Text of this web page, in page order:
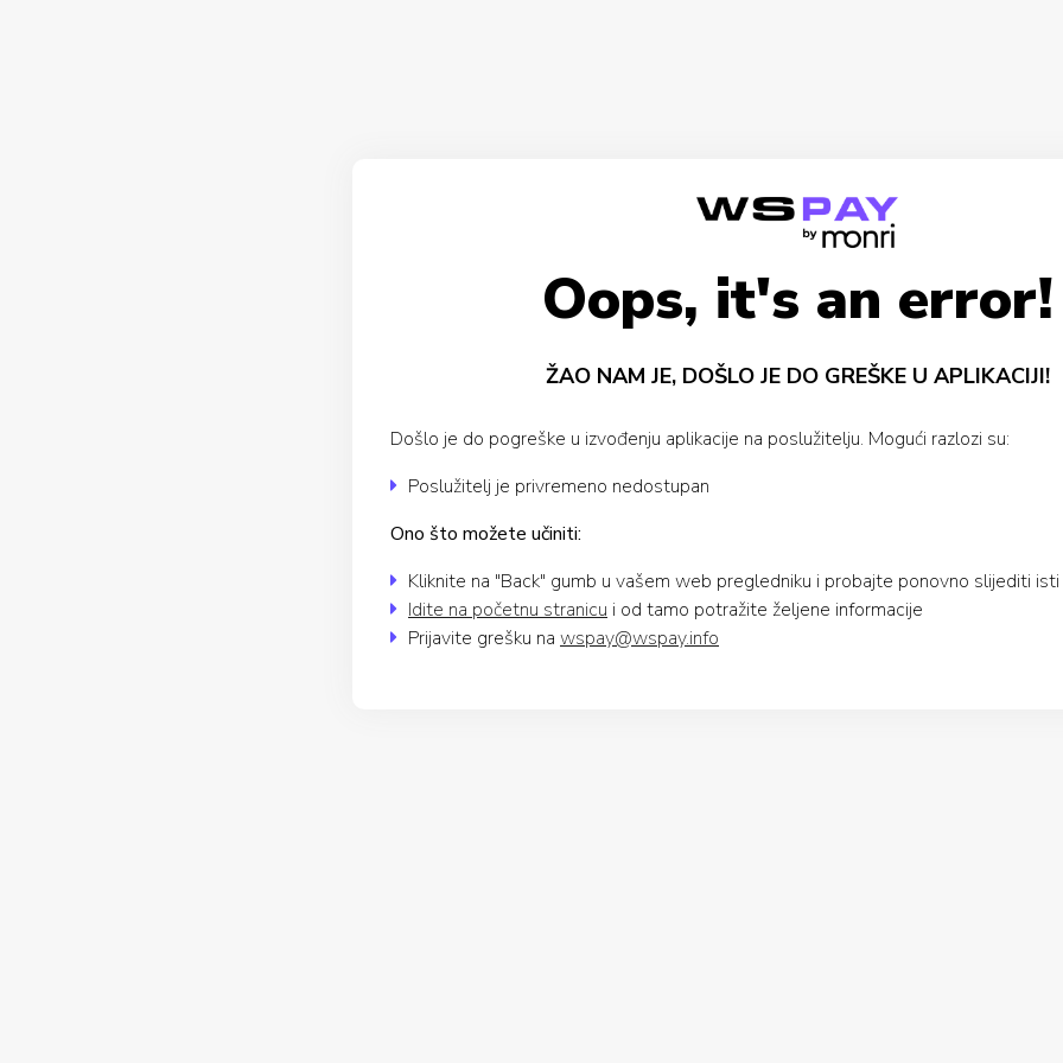
Oops, it's an error!
ŽAO NAM JE, DOŠLO JE DO GREŠKE U APLIKACIJI!
Došlo je do pogreške u izvođenju aplikacije na poslužitelju. Mogući razlozi su:
Poslužitelj je privremeno nedostupan
Ono što možete učiniti:
Kliknite na "Back" gumb u vašem web pregledniku i probajte ponovno slijediti isti
Idite na početnu stranicu i od tamo potražite željene informacije
Prijavite grešku na wspay@wspay.info